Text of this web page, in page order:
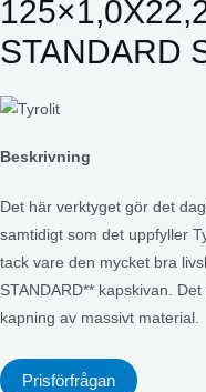
STANDARD
Beskrivning
Det här verktyget gör det
samtidigt som det uppfyller
tack vare den mycket bra
STANDARD** kapskivan.
kapning av massivt material.
Prisförfrågan